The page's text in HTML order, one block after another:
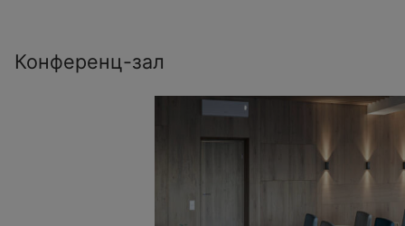
Конференц-зал